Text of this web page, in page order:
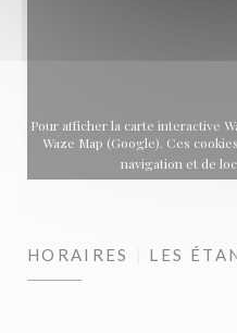
Pour afficher la carte interactive
Waze Map (Google). Ces
navigation et de
HORAIRES LES